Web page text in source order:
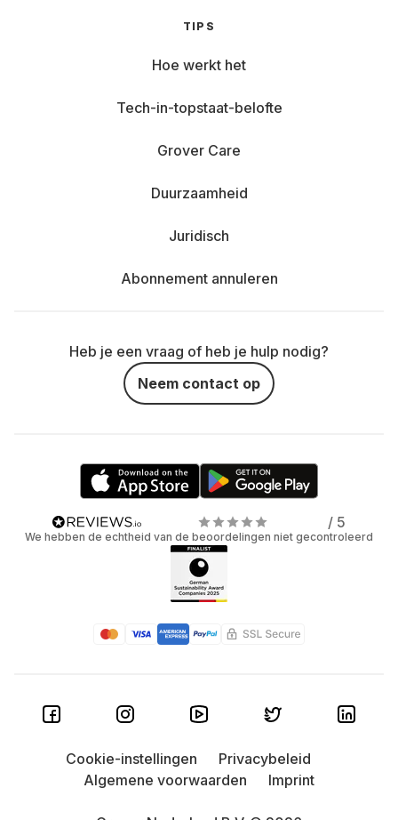
TIPS
Hoe werkt het
Tech-in-topstaat-belofte
Grover Care
Duurzaamheid
Juridisch
Abonnement annuleren
Heb je een vraag of heb je hulp nodig?
Neem contact op
/ 5
We hebben de echtheid van de beoordelingen niet gecontroleerd
Cookie-instellingen
Privacybeleid
Algemene voorwaarden
Imprint